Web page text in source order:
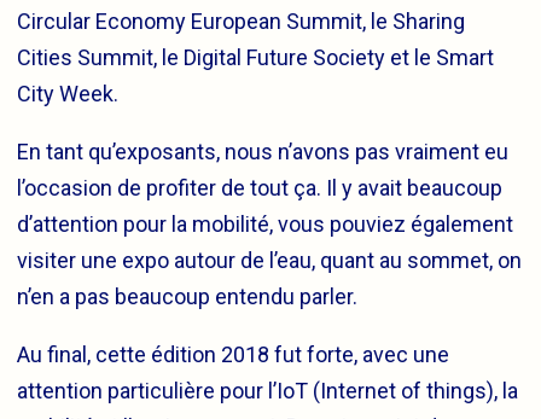
Circular Economy European Summit, le Sharing
Cities Summit, le Digital Future Society et le Smart
City Week.
En tant qu’exposants, nous n’avons pas vraiment eu
l’occasion de profiter de tout ça. Il y avait beaucoup
d’attention pour la mobilité, vous pouviez également
visiter une expo autour de l’eau, quant au sommet, on
n’en a pas beaucoup entendu parler.
Au final, cette édition 2018 fut forte, avec une
attention particulière pour l’IoT (Internet of things), la